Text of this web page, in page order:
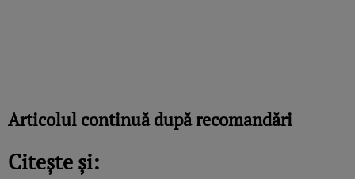
Articolul continuă după recomandări
Citește și: